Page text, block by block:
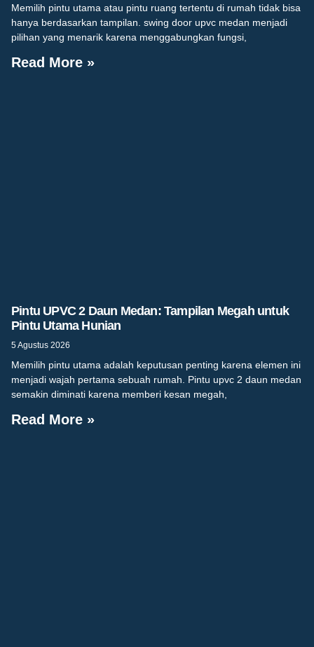
Memilih pintu utama atau pintu ruang tertentu di rumah tidak bisa
hanya berdasarkan tampilan. swing door upvc medan menjadi
pilihan yang menarik karena menggabungkan fungsi,
Read More »
Pintu UPVC 2 Daun Medan: Tampilan Megah untuk
Pintu Utama Hunian
5 Agustus 2026
Memilih pintu utama adalah keputusan penting karena elemen ini
menjadi wajah pertama sebuah rumah. Pintu upvc 2 daun medan
semakin diminati karena memberi kesan megah,
Read More »